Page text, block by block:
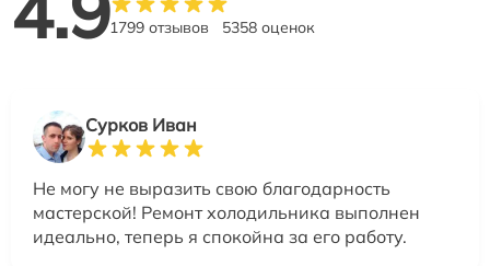
1799 отзывов 5358 оценок
Сурков Иван
Не могу не выразить свою благодарность
мастерской! Ремонт холодильника выполнен
идеально, теперь я спокойна за его работу.